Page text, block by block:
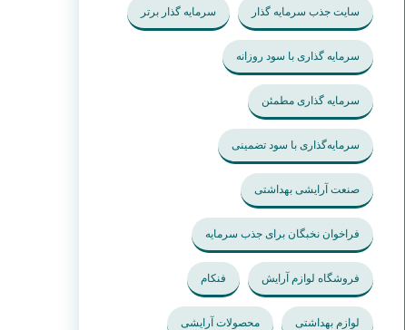
سایت جذب سرمایه گذار سرمایه گذار برتر
سرمایه گذاری با سود روزانه
سرمایه گذاری مطمئن
سرمایه‌گذاری با سود تضمینی
صنعت آرایشی بهداشتی
فراخوان نخبگان برای جذب سرمایه
فروشگاه لوازم آرایش فنکام
لوازم بهداشتی محصولات آرایشی